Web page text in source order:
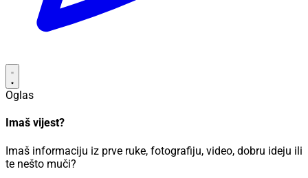
Oglas
Imaš vijest?
Imaš informaciju iz prve ruke, fotografiju, video, dobru ideju ili
te nešto muči?